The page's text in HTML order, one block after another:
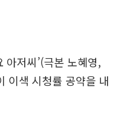
아저씨’(극본 노혜영,
이색 시청률 공약을 내